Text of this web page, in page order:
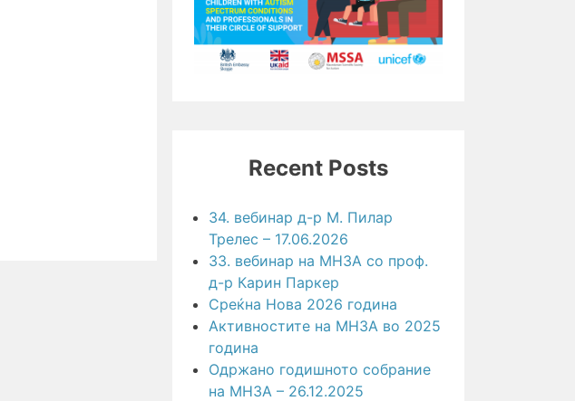
Recent Posts
34. вебинар д-р М. Пилар
Трелес – 17.06.2026
33. вебинар на МНЗА со проф.
д-р Карин Паркер
Среќна Нова 2026 година
Активностите на МНЗА во 2025
година
Одржано годишното собрание
на МНЗА – 26.12.2025